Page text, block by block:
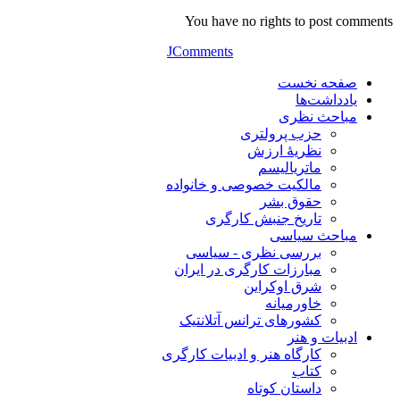
You have no rights to post comments
JComments
صفحه نخست
یادداشت‌ها
مباحث نظری
حزب پرولتری
نظریۀ ارزش
ماتریالیسم
مالکیت خصوصی و خانواده
حقوق بشر
تاریخ جنبش کارگری
مباحث سیاسی
بررسی نظری - سیاسی
مبارزات کارگری در ایران
شرق اوکراین
خاورمیانه
کشورهای ترانس آتلانتیک
ادبیات و هنر
کارگاه هنر و ادبیات کارگری
کتاب
داستان کوتاه